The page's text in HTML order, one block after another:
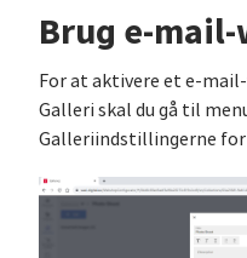
Brug e-
For at aktivere et e-
Galleri skal du gå til
Galleriindstillingerne for